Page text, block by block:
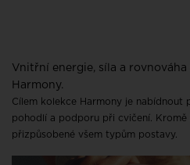
Vnitřní energie, síla a
Harmony.
Cílem kolekce Harmony je nabídnout
pohodlí a podporu při cvičení.
přizpůsobené všem typům postavy.